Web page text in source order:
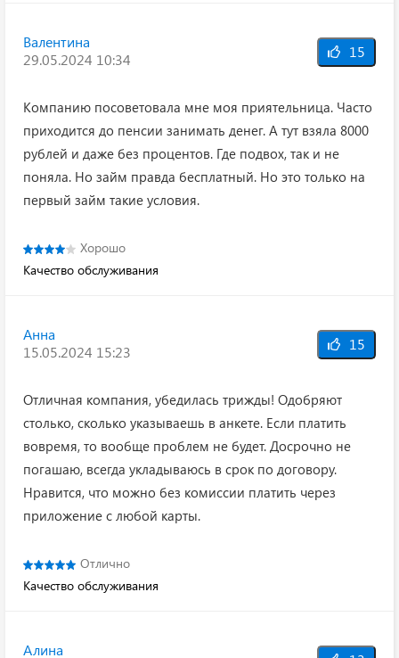
Валентина
29.05.2024 10:34
15
Компанию посоветовала мне моя приятельница. Часто
приходится до пенсии занимать денег. А тут взяла 8000
рублей и даже без процентов. Где подвох, так и не
поняла. Но займ правда бесплатный. Но это только на
первый займ такие условия.
Хорошо
Качество обслуживания
Анна
15.05.2024 15:23
15
Отличная компания, убедилась трижды! Одобряют
столько, сколько указываешь в анкете. Если платить
вовремя, то вообще проблем не будет. Досрочно не
погашаю, всегда укладываюсь в срок по договору.
Нравится, что можно без комиссии платить через
приложение с любой карты.
Отлично
Качество обслуживания
Алина